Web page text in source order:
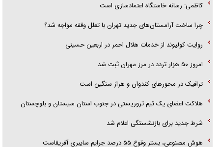
کاظمی: رسانه خاستگاه اعتمادسازی است
چرا ساخت آرامستان‌های جدید تهران با تعلل وقفه مواجه شد؟
روایت کولیوند از خدمات هلال احمر در اربعین حسینی
امروز ۵۰ هزار تردد در مرز مهران ثبت شد
ترافیک در محور‌های کندوان و هراز سنگین است
هلاکت اعضای یک تیم تروریستی در جنوب استان سیستان و بلوچستان
شرط جدید برای بازنشستگی اعلام شد
هوش مصنوعی، بستر وقوع ۵۵ درصد جرایم سایبری آفریقاست